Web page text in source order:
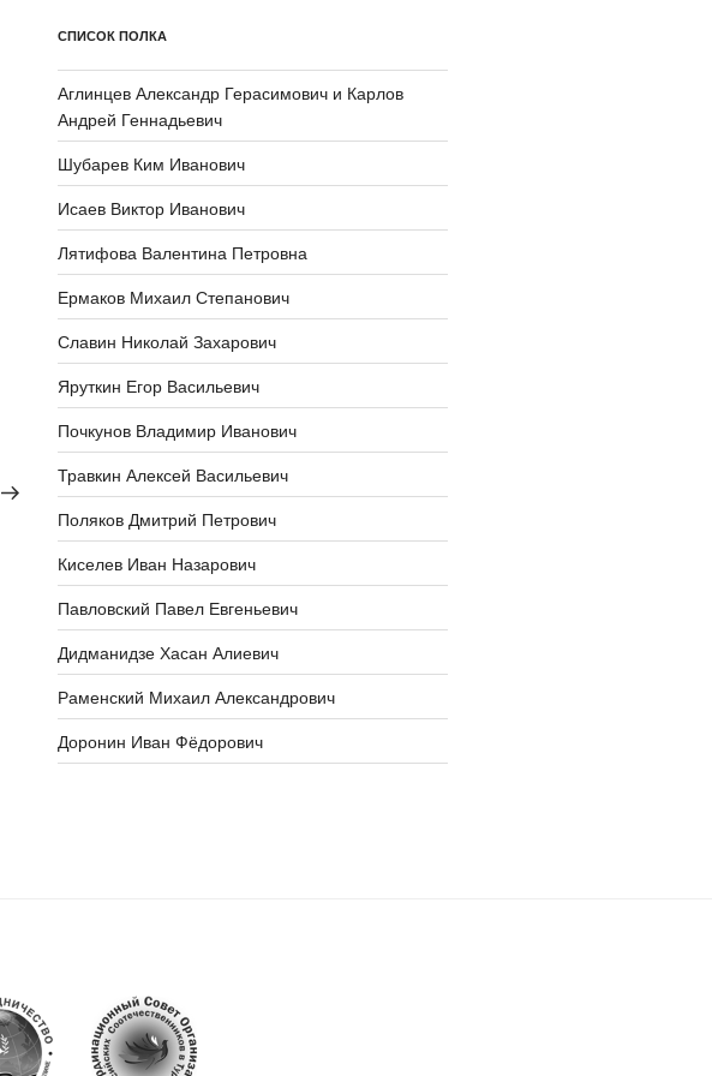
Следующая
запись
СПИСОК ПОЛКА
Аглинцев Александр Герасимович и Карлов
Андрей Геннадьевич
Шубарев Ким Иванович
Исаев Виктор Иванович
Лятифова Валентина Петровна
Ермаков Михаил Степанович
Славин Николай Захарович
Яруткин Егор Васильевич
Почкунов Владимир Иванович
Травкин Алексей Васильевич
Поляков Дмитрий Петрович
Киселев Иван Назарович
Павловский Павел Евгеньевич
Дидманидзе Хасан Алиевич
Раменский Михаил Александрович
Доронин Иван Фёдорович